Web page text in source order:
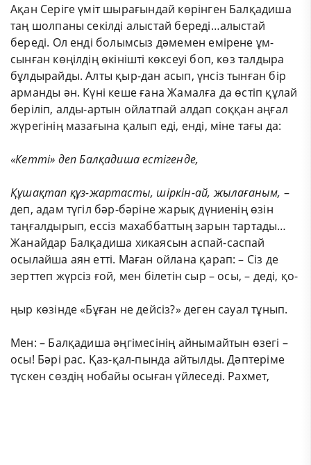
Ақан Серіге үміт шырағындай көрінген Балқадиша
таң шолпаны секілді алыстай береді…алыстай
береді. Ол енді болымсыз дәмемен емірене ұм-
сынған көңілдің өкінішті көксеуі боп, көз талдыра
бұлдырайды. Алты қыр-дан асып, үнсіз тынған бір
арманды ән. Күні кеше ғана Жамалға да өстіп құлай
беріліп, алды-артын ойлатпай алдап соққан аңғал
жүрегінің мазағына қалып еді, енді, міне тағы да:
«Кетті» депБалқадишаестігенде,
Құшақтап құз-жартасты, шіркін-ай, жылағаным, –
деп, адам түгіл бәр-бәріне жарық дүниенің өзін
таңғалдырып, ессіз махаббаттың зарын тартады…
Жанайдар Балқадиша хикаясын аспай-саспай
осылайша аян етті. Маған ойлана қарап: – Сіз де
зерттеп жүрсіз ғой, мен білетін сыр – осы, – деді, қо-
ңыр көзінде «Бұған не дейсіз?» деген сауал тұнып.
Мен: – Балқадиша әңгімесінің айнымайтын өзегі –
осы! Бәрі рас. Қаз-қал-пында айтылды. Дәптеріме
түскен сөздің нобайы осыған үйлеседі. Рахмет,